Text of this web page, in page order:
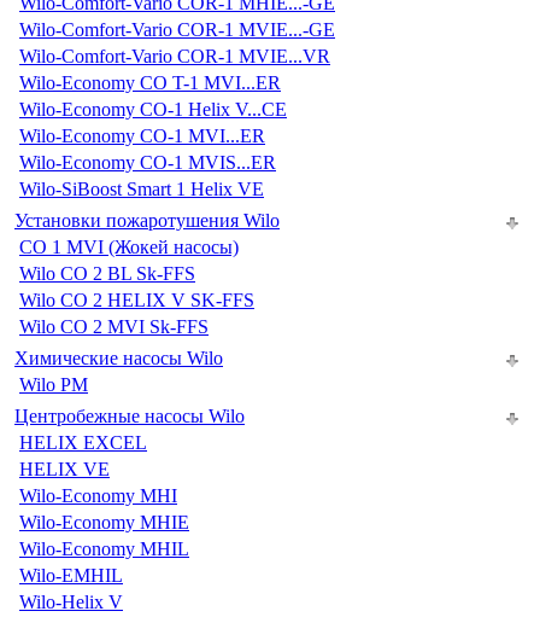
Wilo-Comfort-Vario COR-1 MVIE...-GE
Wilo-Comfort-Vario COR-1 MVIE...VR
Wilo-Economy CO T-1 MVI...ER
Wilo-Economy CO-1 Helix V...CE
Wilo-Economy CO-1 MVI...ER
Wilo-Economy CO-1 MVIS...ER
Wilo-SiBoost Smart 1 Helix VE
Установки пожаротушения Wilo
CO 1 MVI (Жокей насосы)
Wilo CO 2 BL Sk-FFS
Wilo CO 2 HELIX V SK-FFS
Wilo CO 2 MVI Sk-FFS
Химические насосы Wilo
Wilo PM
Центробежные насосы Wilo
HELIX EXCEL
HELIX VE
Wilo-Economy MHI
Wilo-Economy MHIE
Wilo-Economy MHIL
Wilo-EMHIL
Wilo-Helix V